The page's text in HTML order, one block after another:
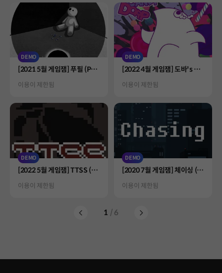
DEMO
Product
[2021 5월 게임잼] 푸필 (PuP
Status
이용이 제한됨
DEMO
Product
[2022 4월 게임잼] 도바's 캔
p)
Status
이용이 제한됨
DEMO
Product
[2022 5월 게임잼] TTSS (Ta
Status
이용이 제한됨
DEMO
Product
[2020 7월 게임잼] 체이싱 (C
Status
이용이 제한됨
1 / 6